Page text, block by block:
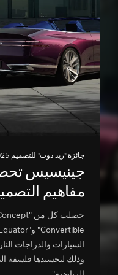
جائزة "ريد دوت" للتصميم 2025
مفاهيم
وذلك لتجسيدها فلسفة